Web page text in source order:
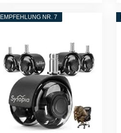
EMPFEHLUNG NR. 7